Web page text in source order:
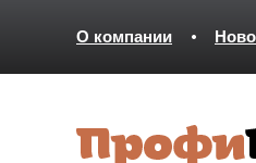
О компании